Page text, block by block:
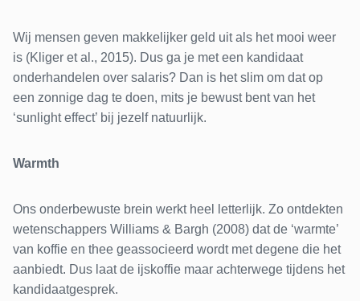
Wij mensen geven makkelijker geld uit als het mooi weer
is (Kliger et al., 2015). Dus ga je met een kandidaat
onderhandelen over salaris? Dan is het slim om dat op
een zonnige dag te doen, mits je bewust bent van het
‘sunlight effect’ bij jezelf natuurlijk.
Warmth
Ons onderbewuste brein werkt heel letterlijk. Zo ontdekten
wetenschappers Williams & Bargh (2008) dat de ‘warmte’
van koffie en thee geassocieerd wordt met degene die het
aanbiedt. Dus laat de ijskoffie maar achterwege tijdens het
kandidaatgesprek.